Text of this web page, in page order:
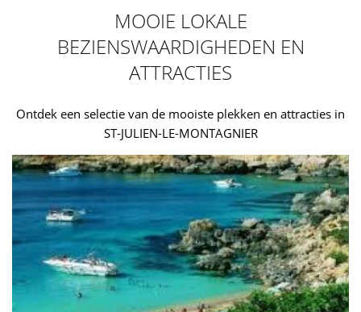
MOOIE LOKALE
BEZIENSWAARDIGHEDEN EN
ATTRACTIES
Ontdek een selectie van de mooiste plekken en attracties in
ST-JULIEN-LE-MONTAGNIER